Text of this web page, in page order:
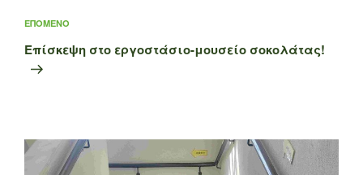
Επόμενο
άρθρο
ΕΠΌΜΕΝΟ
Επίσκεψη στο εργοστάσιο-μουσείο σοκολάτας!